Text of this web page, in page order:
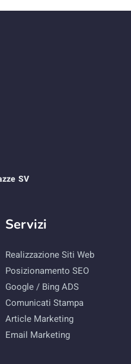
SV
Servizi
Realizzazione Siti Web
Posizionamento SEO
Google / Bing ADS
Comunicati Stampa
Article Marketing
Email Marketing